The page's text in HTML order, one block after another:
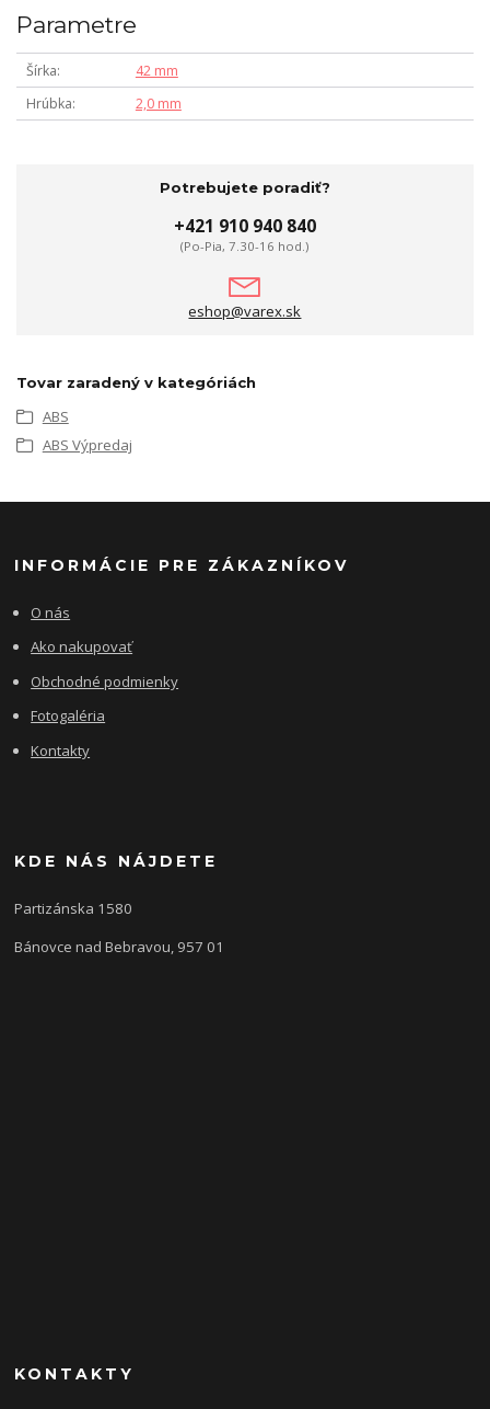
Parametre
Šírka
42 mm
Hrúbka
2,0 mm
Potrebujete poradiť?
+421 910 940 840
(Po-Pia, 7.30-16 hod.)
eshop@varex.sk
Tovar zaradený v kategóriách
ABS
ABS Výpredaj
INFORMÁCIE PRE ZÁKAZNÍKOV
O nás
Ako nakupovať
Obchodné podmienky
Fotogaléria
Kontakty
KDE NÁS NÁJDETE
Partizánska 1580
Bánovce nad Bebravou, 957 01
KONTAKTY